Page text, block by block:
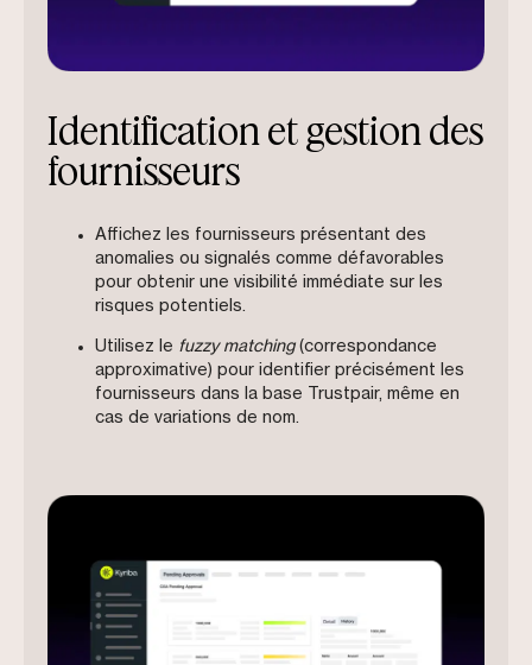
Identification et gestion des
fournisseurs
Affichez les fournisseurs présentant des
anomalies ou signalés comme défavorables
pour obtenir une visibilité immédiate sur les
risques potentiels.
Utilisez le fuzzy matching(correspondance
approximative) pour identifier précisément les
fournisseurs dans la base Trustpair, même en
cas de variations de nom.